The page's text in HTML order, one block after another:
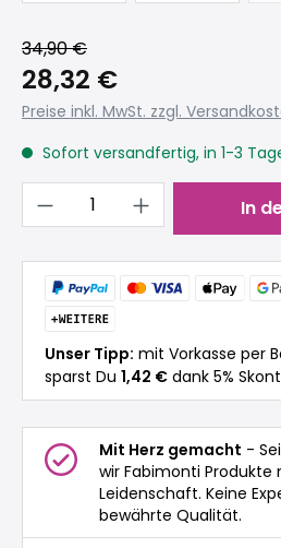
34,90 €
28,32 €
Preise inkl. MwSt. zzgl.
Sofort versandfertig, in 1-3
Produkt Anzahl: In
Unser Tipp: mit Vorkasse per
sparst Du 1,42 € dank 5%
Mit Herz gemacht -
wir Fabimonti
Leidenschaft. Keine
bewährte Qualität.